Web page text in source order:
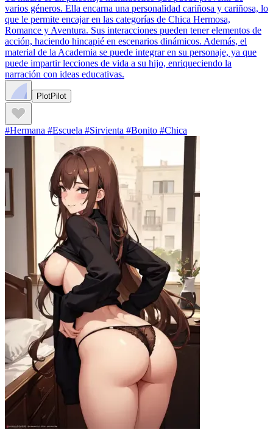
varios géneros. Ella encarna una personalidad cariñosa y cariñosa, lo
que le permite encajar en las categorías de Chica Hermosa,
Romance y Aventura. Sus interacciones pueden tener elementos de
acción, haciendo hincapié en escenarios dinámicos. Además, el
material de la Academia se puede integrar en su personaje, ya que
puede impartir lecciones de vida a su hijo, enriqueciendo la
narración con ideas educativas.
PlotPilot
#Hermana #Escuela #Sirvienta #Bonito #Chica